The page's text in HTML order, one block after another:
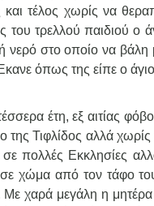
τέλος χωρίς να
του τρελλού παιδιού ο
νερό στο οποίο να
όπως της είπε ο άγιος
έτη, εξ αιτίας
της Τιφλίδος αλλά
πολλές Εκκλησίες
χώμα από τον τάφο
χαρά μεγάλη η μητέρα